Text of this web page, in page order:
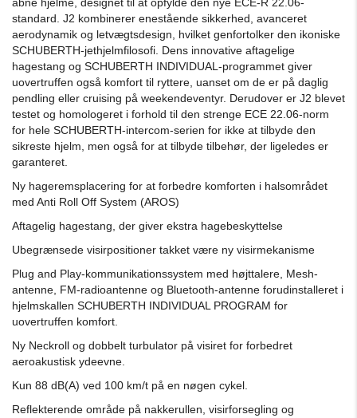
standard. J2 kombinerer enestående sikkerhed, avanceret
aerodynamik og letvægtsdesign, hvilket genfortolker den ikoniske
SCHUBERTH-jethjelmfilosofi. Dens innovative aftagelige
hagestang og SCHUBERTH INDIVIDUAL-programmet giver
uovertruffen også komfort til ryttere, uanset om de er på daglig
pendling eller cruising på weekendeventyr. Derudover er J2 blevet
testet og homologeret i forhold til den strenge ECE 22.06-norm
for hele SCHUBERTH-intercom-serien for ikke at tilbyde den
sikreste hjelm, men også for at tilbyde tilbehør, der ligeledes er
garanteret.
Ny hageremsplacering for at forbedre komforten i halsområdet
med Anti Roll Off System (AROS)
Aftagelig hagestang, der giver ekstra hagebeskyttelse
Ubegrænsede visirpositioner takket være ny visirmekanisme
Plug and Play-kommunikationssystem med højttalere, Mesh-
antenne, FM-radioantenne og Bluetooth-antenne forudinstalleret i
hjelmskallen SCHUBERTH INDIVIDUAL PROGRAM for
uovertruffen komfort.
Ny Neckroll og dobbelt turbulator på visiret for forbedret
aeroakustisk ydeevne.
Kun 88 dB(A) ved 100 km/t på en nøgen cykel.
Reflekterende område på nakkerullen, visirforsegling og